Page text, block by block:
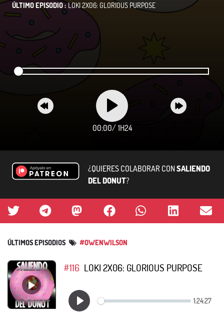
ÚLTIMO EPISODIO : LOKI 2X06: GLORIOUS PURPOSE
00:00/ 1H24
¿QUIERES COLABORAR CONSALIENDO
DEL DONUT?
ÚLTIMOS EPISODIOS #OWENWILSON
#116 LOKI 2X06: GLORIOUS PURPOSE